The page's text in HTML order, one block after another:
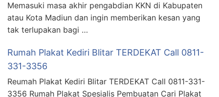
Memasuki masa akhir pengabdian KKN di Kabupaten
atau Kota Madiun dan ingin memberikan kesan yang
tak terlupakan bagi …
Rumah Plakat Kediri Blitar TERDEKAT Call 0811-
331-3356
Reumah Plakat Kediri Blitar TERDEKAT Call 0811-331-
3356 Rumah Plakat Spesialis Pembuatan Cari Plakat